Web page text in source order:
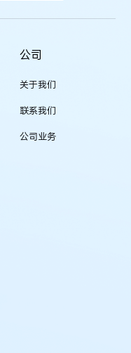
公司
关于我们
联系我们
公司业务